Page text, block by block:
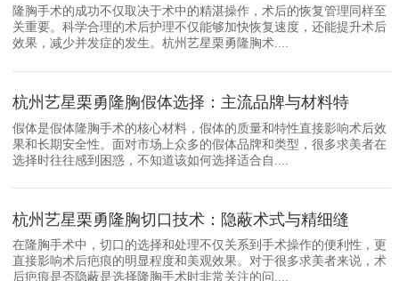
隆胸手术的成功不仅取决于术中的精湛操作，术后的恢复管理同样至
关重要。科学合理的术后护理不仅能够加快恢复速度，还能提升术后
效果，减少并发症的发生。杭州艺星栗勇隆胸术....
杭州艺星栗勇隆胸假体选择：主流品牌与材料特
假体是假体隆胸手术的核心材料，假体的质量和特性直接影响术后效
果和长期安全性。面对市场上众多的假体品牌和类型，很多求美者在
选择时往往感到困惑，不知道该如何选择适合自....
杭州艺星栗勇隆胸切口技术：隐蔽术式与精细缝
在隆胸手术中，切口的选择和处理不仅关系到手术操作的便利性，更
直接影响术后疤痕的明显程度和美观效果。对于很多求美者来说，术
后疤痕是否隐蔽是选择隆胸手术时非常关注的问....